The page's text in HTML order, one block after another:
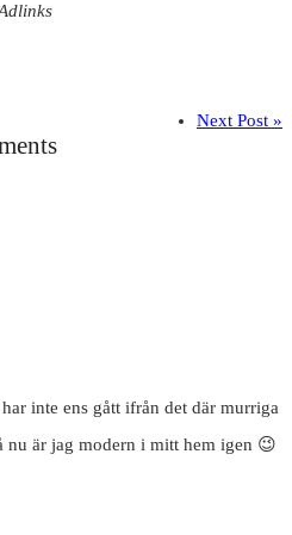
Next Post »
inte ens gått ifrån det där murriga
nu är jag modern i mitt hem igen 😉